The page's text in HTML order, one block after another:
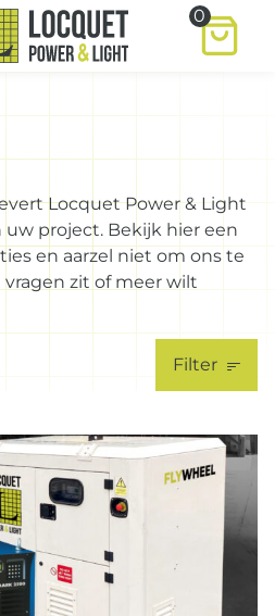
0
Locquet Power & Light
project. Bekijk hier een
en aarzel niet om ons te
zit of meer wilt
Filter
Bronbemaling
Event
Mobiel laden
Torenkraan
Verlichting